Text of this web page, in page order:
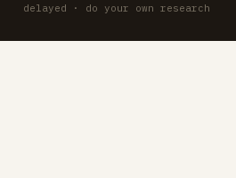
delayed · do your own research